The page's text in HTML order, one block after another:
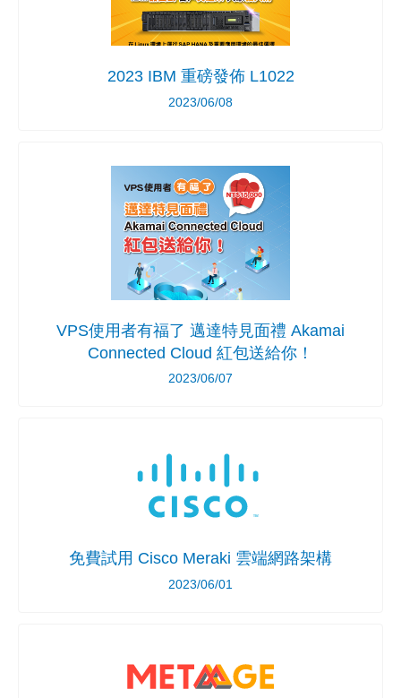
2023 IBM 重磅發佈 L1022
2023/06/08
VPS使用者有福了 邁達特見面禮 Akamai
Connected Cloud 紅包送給你！
2023/06/07
免費試用 Cisco Meraki 雲端網路架構
2023/06/01